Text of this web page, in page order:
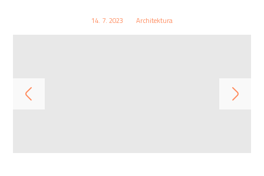
14. 7. 2023 Architektura